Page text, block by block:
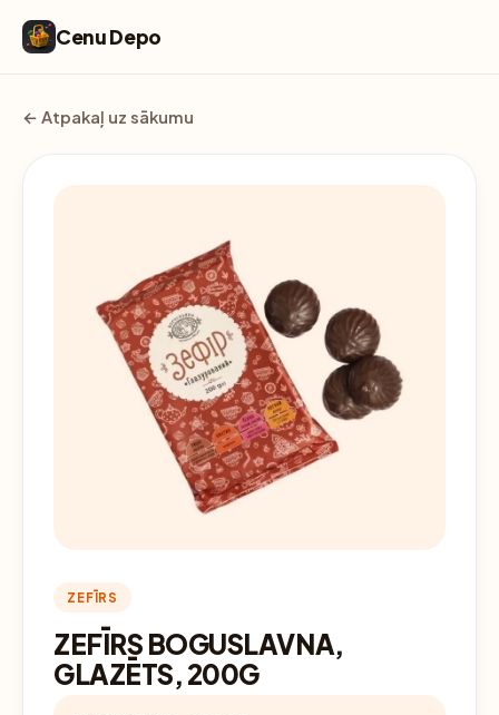
Cenu Depo
← Atpakaļ uz sākumu
ZEFĪRS
ZEFĪRS BOGUSLAVNA,
GLAZĒTS, 200G